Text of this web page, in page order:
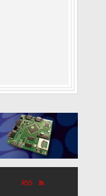
RSS